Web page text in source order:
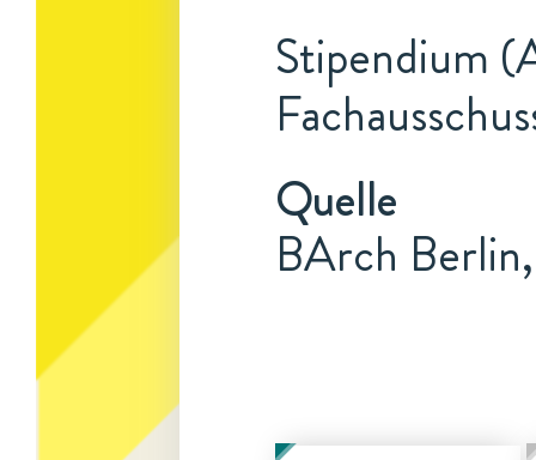
Stipendium
Quelle
BArch